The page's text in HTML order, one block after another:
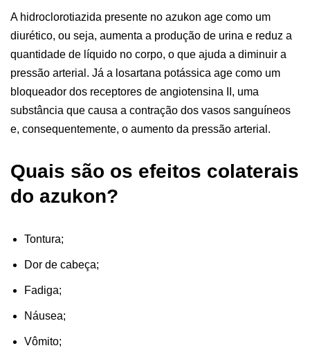
A hidroclorotiazida presente no azukon age como um
diurético, ou seja, aumenta a produção de urina e reduz a
quantidade de líquido no corpo, o que ajuda a diminuir a
pressão arterial. Já a losartana potássica age como um
bloqueador dos receptores de angiotensina II, uma
substância que causa a contração dos vasos sanguíneos
e, consequentemente, o aumento da pressão arterial.
Quais são os efeitos colaterais
do azukon?
Tontura;
Dor de cabeça;
Fadiga;
Náusea;
Vômito;